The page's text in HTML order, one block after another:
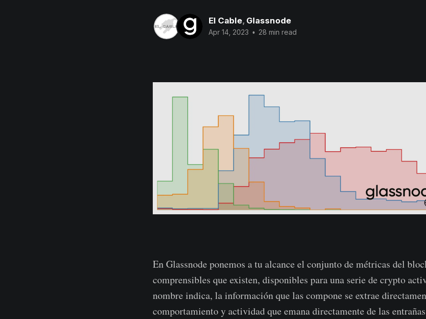
El Cable, Glassnode
Apr 14, 2023 • 28 min read
En Glassnode ponemos a tu alcance el conjunto de métricas del
comprensibles que existen, disponibles para una serie de crypto
nombre indica, la información que las compone se extrae
comportamiento y actividad que emana directamente de las